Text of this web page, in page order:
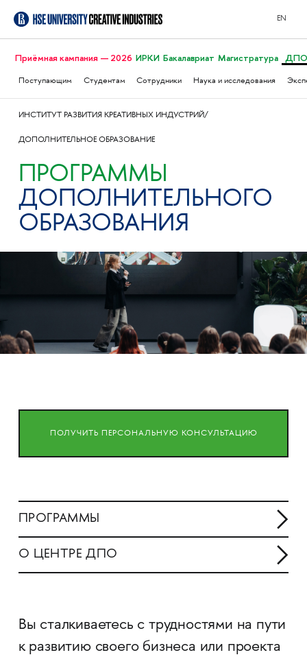
EN
Приёмная кампания — 2026 ИРКИ Бакалавриат Магистратура ДПО
Поступающим Студентам Сотрудники Наука и исследования
ИНСТИТУТ РАЗВИТИЯ КРЕАТИВНЫХ ИНДУСТРИЙ
ДОПОЛНИТЕЛЬНОЕ ОБРАЗОВАНИЕ
ПРОГРАММЫ
ДОПОЛНИТЕЛЬНОГО
ОБРАЗОВАНИЯ
ПОЛУЧИТЬ ПЕРСОНАЛЬНУЮ КОНСУЛЬТАЦИЮ
ПРОГРАММЫ
О ЦЕНТРЕ ДПО
Вы сталкиваетесь с трудностями на пути
к развитию своего бизнеса или проекта